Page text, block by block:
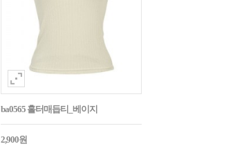
ba0565 홀터매듭티_베이지
2,900원